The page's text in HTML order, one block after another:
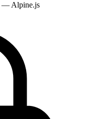
— Alpine.js